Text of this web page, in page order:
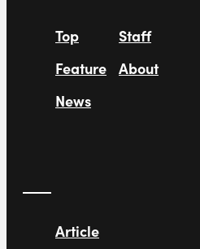
Top
Feature
News
Staff
About
Article